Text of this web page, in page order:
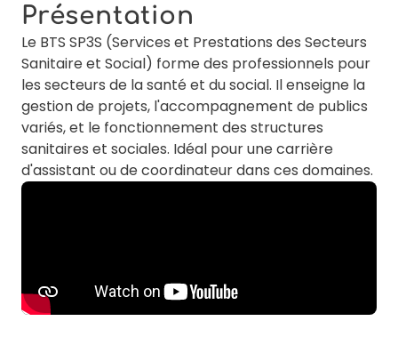
Présentation
Le BTS SP3S (Services et Prestations des Secteurs
Sanitaire et Social) forme des professionnels pour
les secteurs de la santé et du social. Il enseigne la
gestion de projets, l'accompagnement de publics
variés, et le fonctionnement des structures
sanitaires et sociales. Idéal pour une carrière
d'assistant ou de coordinateur dans ces domaines.